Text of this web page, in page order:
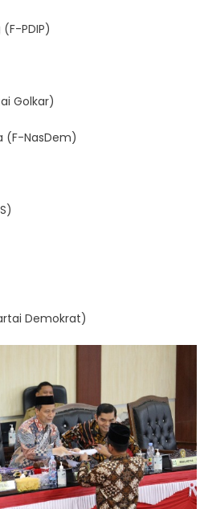
PDIP)
Golkar)
(F-NasDem)
Demokrat)